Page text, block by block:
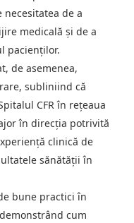
necesitatea de a
medicală și de a
pacienților.
de asemenea,
subliniind că
CFR în rețeaua
în direcția potrivită
clinică de
sănătății în
bune practici în
cum